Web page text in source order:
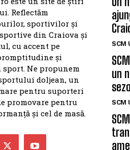
Reflectăm
sportivilor și
din Craiova și
cu accent pe
și
Ne propunem
doljean, un
pentru suporteri
promovare pentru
și cel de masă.
SCM
un
SCM